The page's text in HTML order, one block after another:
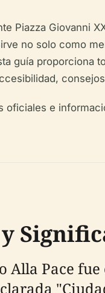
Piazza Giovanni
no solo como
guía proporciona
oficiales e
Alla Pace